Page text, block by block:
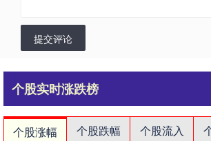
提交评论
个股实时涨跌榜
个股涨幅 个股跌幅 个股流入